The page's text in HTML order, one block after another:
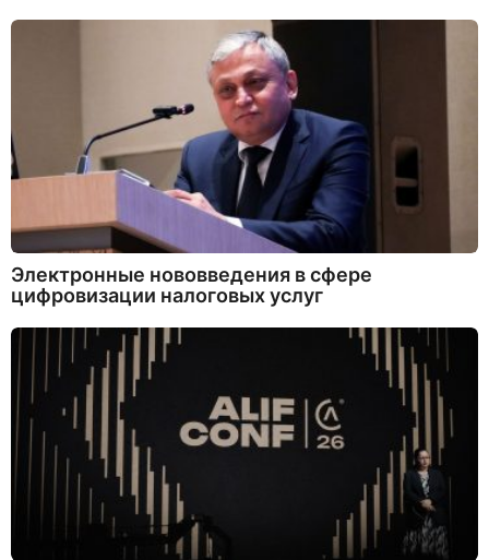
Электронные нововведения в сфере
цифровизации налоговых услуг